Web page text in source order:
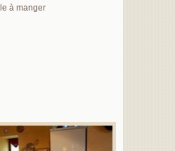
à manger